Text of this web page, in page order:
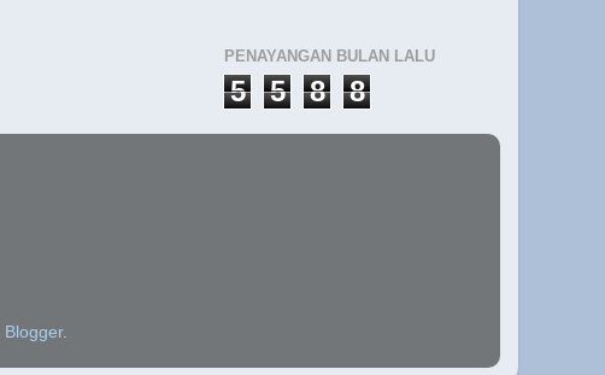
PENAYANGAN BULAN LALU
5 5 8 8
Blogger.